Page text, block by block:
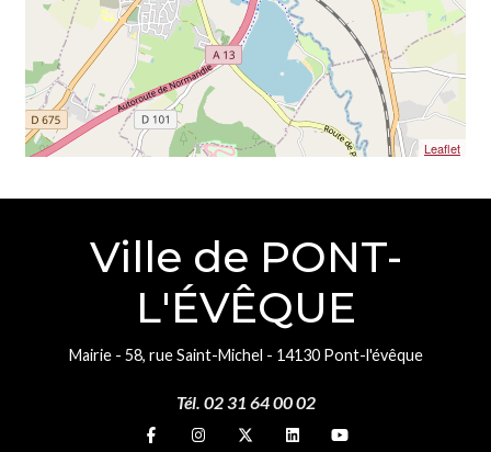
Leaflet
Ville de PONT-
L'ÉVÊQUE
Mairie - 58, rue Saint-Michel - 14130 Pont-l'évêque
Tél. 02 31 64 00 02
Suivez-nous sur
Suivez-nous sur
Suivez-nous sur
Suivez-nous sur
Suivez-nous sur